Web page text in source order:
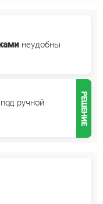
неудобны
РЕШЕНИЕ
под ручной